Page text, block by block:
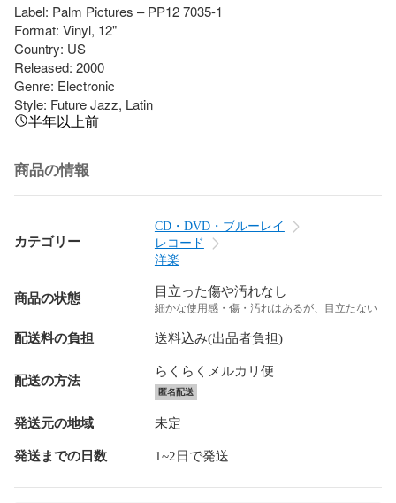
Label: Palm Pictures – PP12 7035-1
Format: Vinyl, 12"
Country: US
Released: 2000
Genre: Electronic
Style: Future Jazz, Latin
半年以上前
商品の情報
カテゴリー
CD・DVD・ブルーレイ
レコード
洋楽
商品の状態 目立った傷や汚れなし
細かな使用感・傷・汚れはあるが、目立たない
配送料の負担 送料込み(出品者負担)
配送の方法
らくらくメルカリ便
匿名配送
発送元の地域 未定
発送までの日数 1~2日で発送